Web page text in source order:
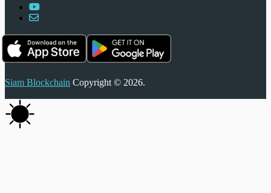
Siam Blockchain Copyright © 2026.